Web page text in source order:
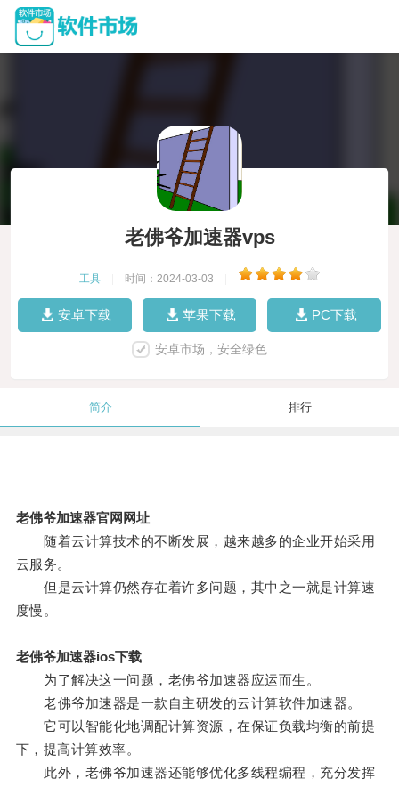
老佛爷加速器vps
工具 时间：2024-03-03
安卓下载 苹果下载 PC下载
安卓市场，安全绿色
简介 排行
老佛爷加速器官网网址
随着云计算技术的不断发展，越来越多的企业开始采用
云服务。
但是云计算仍然存在着许多问题，其中之一就是计算速
度慢。
老佛爷加速器ios下载
为了解决这一问题，老佛爷加速器应运而生。
老佛爷加速器是一款自主研发的云计算软件加速器。
它可以智能化地调配计算资源，在保证负载均衡的前提
下，提高计算效率。
此外，老佛爷加速器还能够优化多线程编程，充分发挥